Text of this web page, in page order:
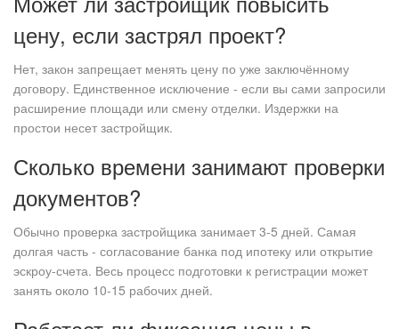
цену, если застрял проект?
Нет, закон запрещает менять цену по уже заключённому
договору. Единственное исключение - если вы сами запросили
расширение площади или смену отделки. Издержки на
простои несет застройщик.
Сколько времени занимают проверки
документов?
Обычно проверка застройщика занимает 3-5 дней. Самая
долгая часть - согласование банка под ипотеку или открытие
эскроу-счета. Весь процесс подготовки к регистрации может
занять около 10-15 рабочих дней.